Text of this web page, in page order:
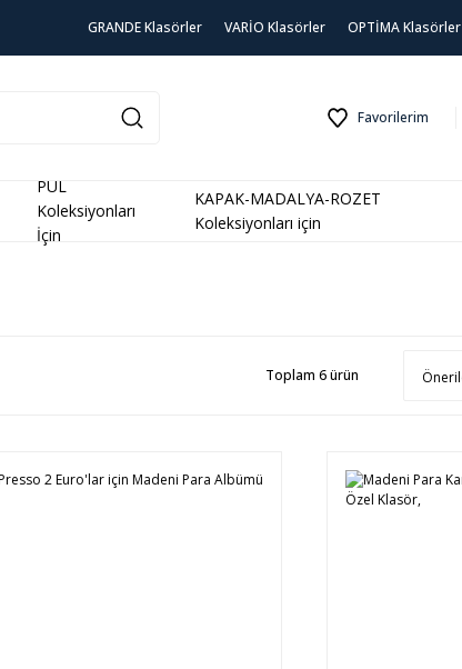
GRANDE Klasörler VARİO Klasörler OPTİMA Klasörler
Favorilerim
PUL
Koleksiyonları
İçin
KAPAK-MADALYA-ROZET
Koleksiyonları için
Toplam 6 ürün